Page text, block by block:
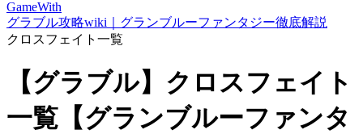
GameWith
グラブル攻略wiki｜グランブルーファンタジー徹底解説
クロスフェイト一覧
【グラブル】クロスフェイト
一覧【グランブルーファンタ